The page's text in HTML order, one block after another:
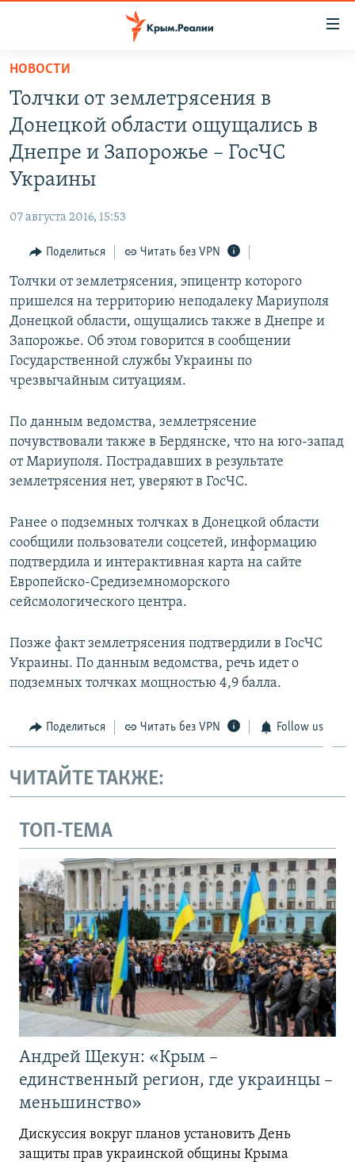
Вернуться
основному
содержанию
Вернутся
главной
Вернутся
поиску
ВОДА
ИСТОРИЯ
ИНТЕРАКТИВ
ИНФОГРАФИКА
ТЕЛЕПРОЕКТ КРЫМ.РЕАЛИИ
СОВЕТЫ ПРАВОЗАЩИТНИКОВ
ПРОПАВШИЕ БЕЗ ВЕСТИ
ПОБЕДИТЕЛЕЙ НЕ СУДЯТ?
ELIFBE
УКРАИНСКАЯ ПРОБЛЕМА КРЫМА
РАДІО СВОБОДА
КАК ОБОЙТИ БЛОКИРОВКУ
Українською
Qırımtatar
ПРИСОЕДИНЯЙТЕСЬ!
Все сайты RFE/RL
НОВОСТИ
Толчки от землетрясения в
Донецкой области ощущались в
Днепре и Запорожье – ГосЧС
Украины
07 августа 2016, 15:53
Поделиться Читать без VPN
Толчки от землетрясения, эпицентр которого
пришелся на территорию неподалеку Мариуполя
Донецкой области, ощущались также в Днепре и
Запорожье. Об этом говорится в сообщении
Государственной службы Украины по
чрезвычайным ситуациям.
По данным ведомства, землетрясение
почувствовали также в Бердянске, что на юго-запад
от Мариуполя. Пострадавших в результате
землетрясения нет, уверяют в ГосЧС.
Ранее о подземных толчках в Донецкой области
сообщили пользователи соцсетей, информацию
подтвердила и интерактивная карта на сайте
Европейско-Средиземноморского
сейсмологического центра.
Позже факт землетрясения подтвердили в ГосЧС
Украины. По данным ведомства, речь идет о
подземных толчках мощностью 4,9 балла.
Поделиться Читать без VPN Follow us
ЧИТАЙТЕ ТАКЖЕ:
ТОП-ТЕМА
Андрей Щекун: «Крым –
единственный регион, где украинцы –
меньшинство»
Дискуссия вокруг планов установить День
защиты прав украинской общины Крыма